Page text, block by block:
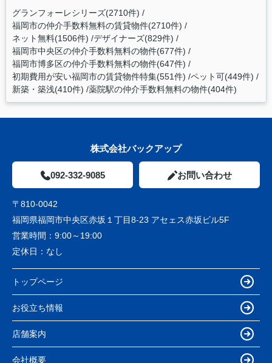
グランフォーレシリーズ(2710件)
福岡市の仲介手数料無料の賃貸物件(2710件)
ネット無料(1506件) デザイナーズ(829件)
福岡市中央区の仲介手数料無料の物件(677件)
福岡市博多区の仲介手数料無料の物件(647件)
初期費用が安い福岡市の賃貸物件特集(551件) ペット可(449件)
新築・築浅(410件) 薬院駅の仲介手数料無料の物件(404件)
株式会社バックアップ
092-332-9085 お問い合わせ
〒810-0042
福岡県福岡市中央区赤坂１丁目8-23 アセェス赤坂ビル5F
営業時間： 9:00～19:00
定休日： なし
トップページ
お役立ち情報
店舗案内
会社概要